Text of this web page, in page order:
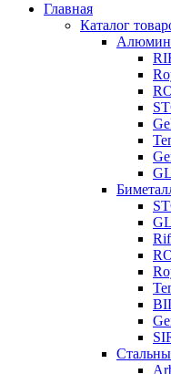
Главная
Каталог